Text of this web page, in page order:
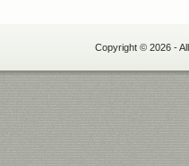
Copyright © 2026 -